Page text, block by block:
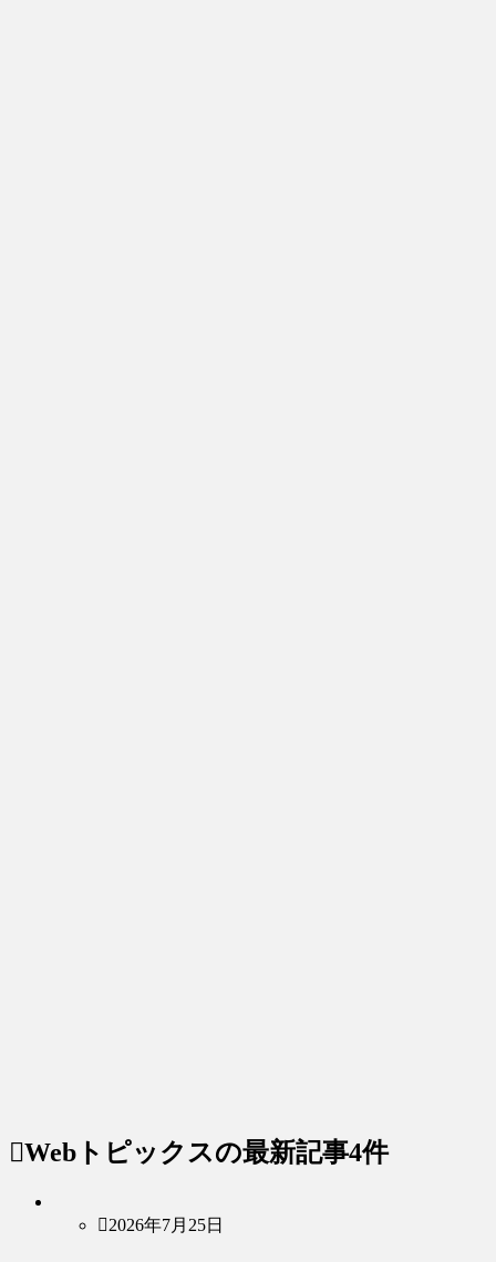
Webトピックスの最新記事4件
2026年7月25日